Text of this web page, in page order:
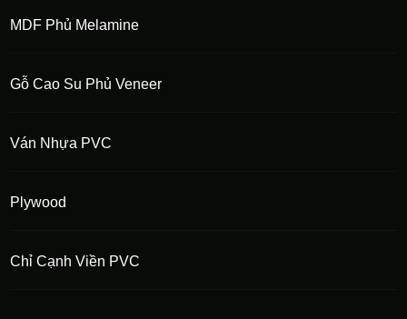
MDF Phủ Melamine
Gỗ Cao Su Phủ Veneer
Ván Nhựa PVC
Plywood
Chỉ Cạnh Viền PVC